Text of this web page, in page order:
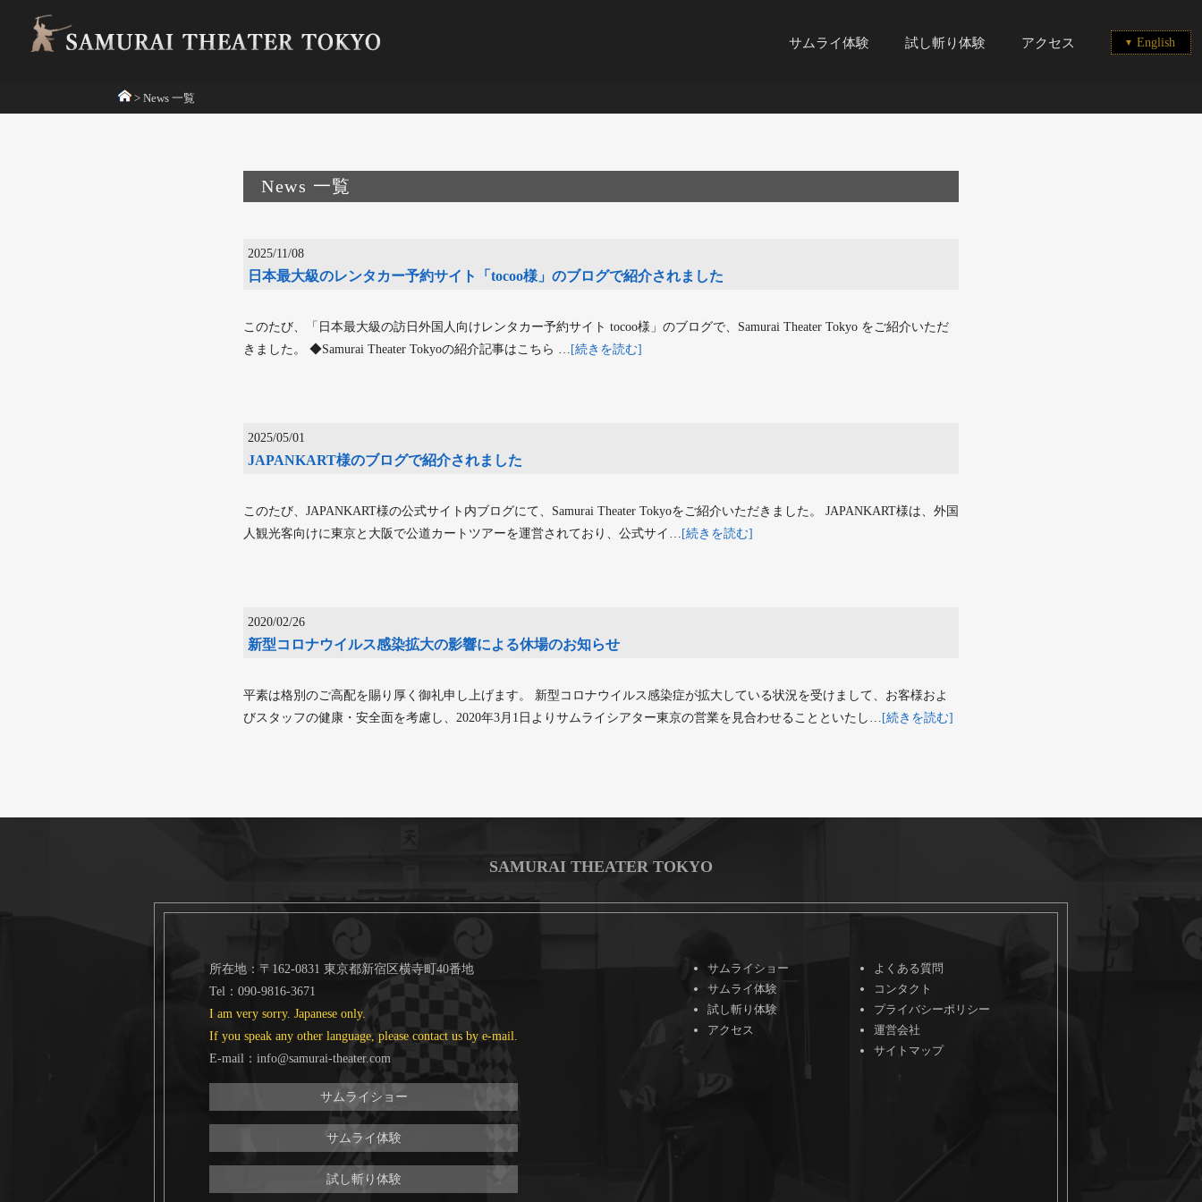
サムライ体験 試し斬り体験 アクセス English
> News 一覧
News 一覧
2025/11/08
日本最大級のレンタカー予約サイト「tocoo様」のブログで紹介されました
このたび、「日本最大級の訪日外国人向けレンタカー予約サイト tocoo様」のブログで、Samurai Theater Tokyo をご紹介いただ
きました。 ◆Samurai Theater Tokyoの紹介記事はこちら … [続きを読む]
2025/05/01
JAPANKART様のブログで紹介されました
このたび、JAPANKART様の公式サイト内ブログにて、Samurai Theater Tokyoをご紹介いただきました。 JAPANKART様は、外国
人観光客向けに東京と大阪で公道カートツアーを運営されており、公式サイ… [続きを読む]
2020/02/26
新型コロナウイルス感染拡大の影響による休場のお知らせ
平素は格別のご高配を賜り厚く御礼申し上げます。 新型コロナウイルス感染症が拡大している状況を受けまして、お客様およ
びスタッフの健康・安全面を考慮し、2020年3月1日よりサムライシアター東京の営業を見合わせることといたし… [続きを読む]
SAMURAI THEATER TOKYO
所在地：〒162-0831 東京都新宿区横寺町40番地
Tel：090-9816-3671
I am very sorry. Japanese only.
If you speak any other language, please contact us by e-mail.
E-mail：info@samurai-theater.com
サムライショー
サムライ体験
試し斬り体験
サムライショー
サムライ体験
試し斬り体験
アクセス
よくある質問
コンタクト
プライバシーポリシー
運営会社
サイトマップ